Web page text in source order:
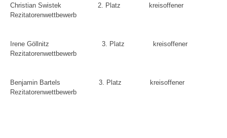
Christian Swistek 2. Platz
kreisoffener
Rezitatorenwettbewerb
Irene Göllnitz 3. Platz
kreisoffener
Rezitatorenwettbewerb
Benjamin Bartels 3. Platz
kreisoffener
Rezitatorenwettbewerb